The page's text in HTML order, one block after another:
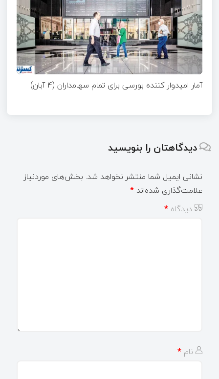
آمار امیدوار کننده بورسی برای تمام سهامداران (۴ آبان)
دیدگاهتان را بنویسید
نشانی ایمیل شما منتشر نخواهد شد. بخش‌های موردنیاز
علامت‌گذاری شده‌اند *
دیدگاه *
نام *